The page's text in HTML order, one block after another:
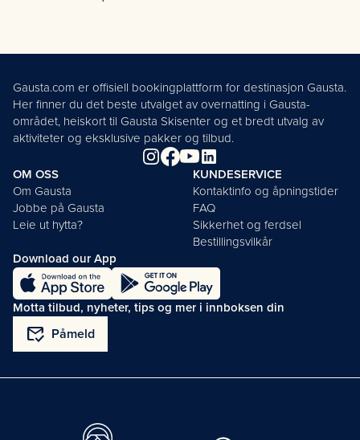
Gausta.com er offisiell bookingplattform for destinasjon Gausta.
Her finner du det beste utvalget av overnatting i Gausta-
området, heiskort til Gausta Skisenter og et bredt utvalg av
aktiviteter og eksklusive pakker og tilbud.
OM OSS
Om Gausta
Jobbe på Gausta
Leie ut hytta?
KUNDESERVICE
Kontaktinfo og åpningstider
FAQ
Sikkerhet og ferdsel
Bestillingsvilkår
Download our App
Motta tilbud, nyheter, tips og mer i innboksen din
mark_email_read Påmeld